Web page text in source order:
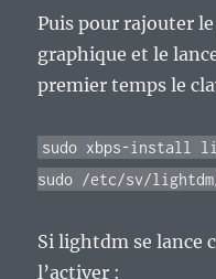
Puis pour rajouter
graphique et le
premier temps le
sudo xbps-install
sudo /etc/sv/
Si lightdm se lance
l’activer :